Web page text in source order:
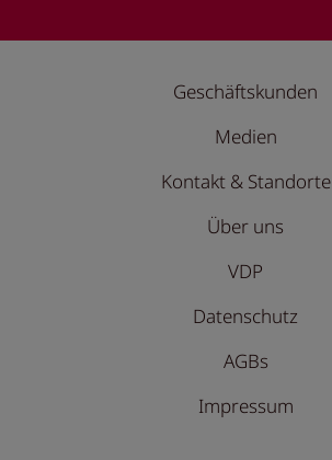
Geschäftskunden
Medien
Kontakt & Standorte
Über uns
VDP
Datenschutz
AGBs
Impressum